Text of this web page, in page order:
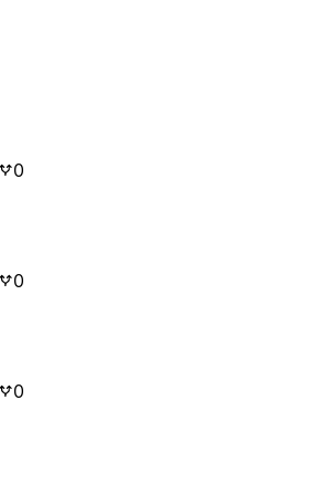
0
0
0